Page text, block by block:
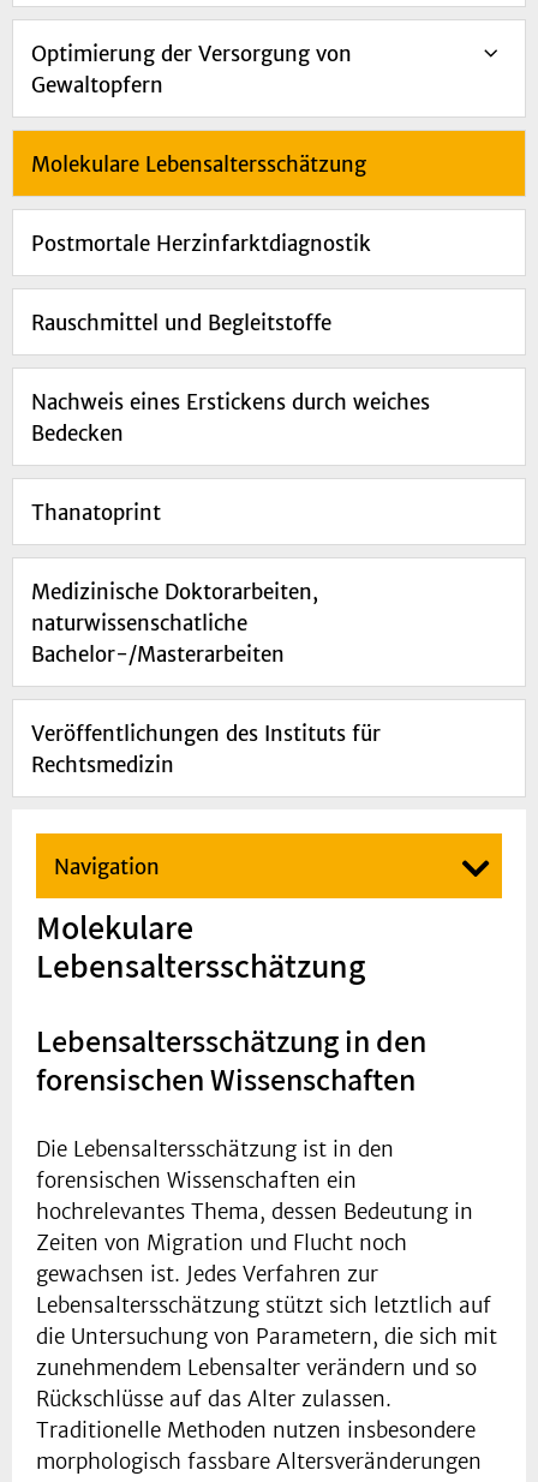
Optimierung der Versorgung von
Gewaltopfern
Molekulare Lebensaltersschätzung
Postmortale Herzinfarktdiagnostik
Rauschmittel und Begleitstoffe
Nachweis eines Erstickens durch weiches
Bedecken
Thanatoprint
Medizinische Doktorarbeiten,
naturwissenschatliche
Bachelor-/Masterarbeiten
Veröffentlichungen des Instituts für
Rechtsmedizin
Navigation
Molekulare
Lebensaltersschätzung
Lebensaltersschätzung in den
forensischen Wissenschaften
Die Lebensaltersschätzung ist in den
forensischen Wissenschaften ein
hochrelevantes Thema, dessen Bedeutung in
Zeiten von Migration und Flucht noch
gewachsen ist. Jedes Verfahren zur
Lebensaltersschätzung stützt sich letztlich auf
die Untersuchung von Parametern, die sich mit
zunehmendem Lebensalter verändern und so
Rückschlüsse auf das Alter zulassen.
Traditionelle Methoden nutzen insbesondere
morphologisch fassbare Altersveränderungen